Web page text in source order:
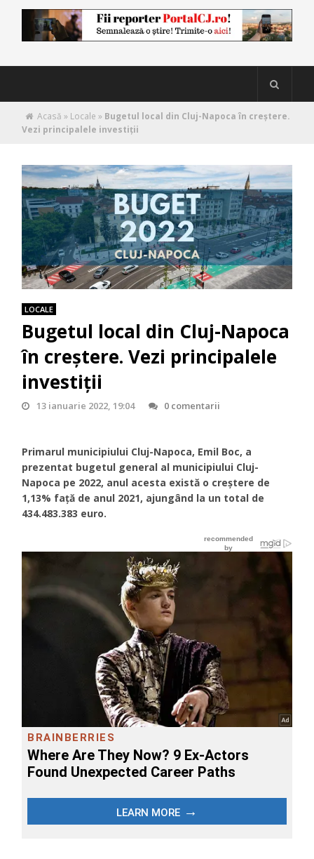
Acasă » Locale » Bugetul local din Cluj-Napoca în creștere.
Vezi principalele investiții
LOCALE
Bugetul local din Cluj-Napoca
în creștere. Vezi principalele
investiții
13 ianuarie 2022, 19:04 0 comentarii
Primarul municipiului Cluj-Napoca, Emil Boc, a
prezentat bugetul general al municipiului Cluj-
Napoca pe 2022, anul acesta există o creștere de
1,13% față de anul 2021, ajungând la un total de
434.483.383 euro.